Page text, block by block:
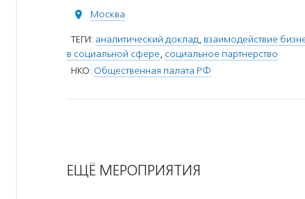
Москва
ТЕГИ: аналитический доклад, взаимодействие
в социальной сфере, социальное партнерство
НКО: Общественная палата РФ
ЕЩЁ МЕРОПРИЯТИЯ